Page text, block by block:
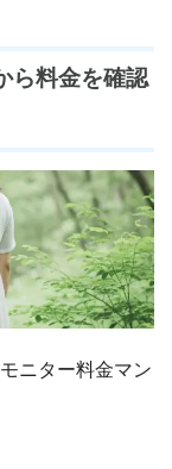
ら料金を確認
モニター料金マン